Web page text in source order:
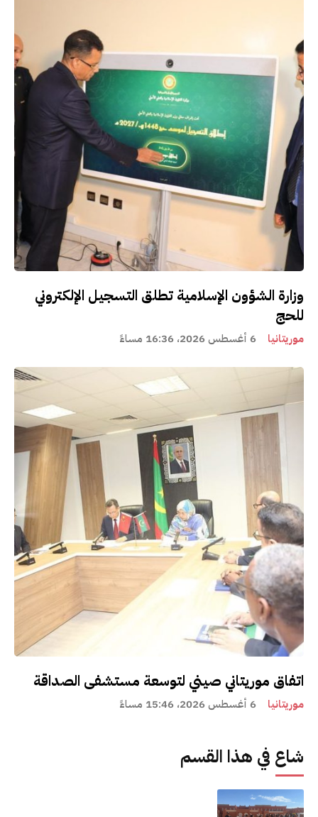
وزارة الشؤون الإسلامية تطلق التسجيل الإلكتروني
للحج
موريتانيا 6 أغسطس 2026، 16:36 مساءً
اتفاق موريتاني صيني لتوسعة مستشفى الصداقة
موريتانيا 6 أغسطس 2026، 15:46 مساءً
شاع في هذا القسم